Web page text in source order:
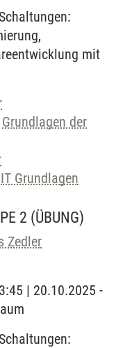
mit
Grundlagen der
IT Grundlagen
2 (ÜBUNG)
Zedler
| 20.10.2025 -